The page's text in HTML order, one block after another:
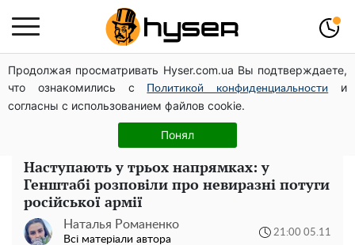
Продолжая просматривать Hyser.com.ua Вы подтверждаете,
что ознакомились с
Политикой конфиденциальности
и
согласны с использованием файлов cookie.
Понял
Гола Олена Тополя у цікавих позах змусила відвисати
щелепи: злив відео – було лише початком
Жаль, що таке зараз не роблять для села: як виглядав
рідкісний ЗАЗ "Таврія" італійської збірки
Наступають у трьох напрямках: у
Генштабі розповіли про невиразні потуги
російської армії
Наталья Романенко
Всі матеріали автора
21:00 05.11